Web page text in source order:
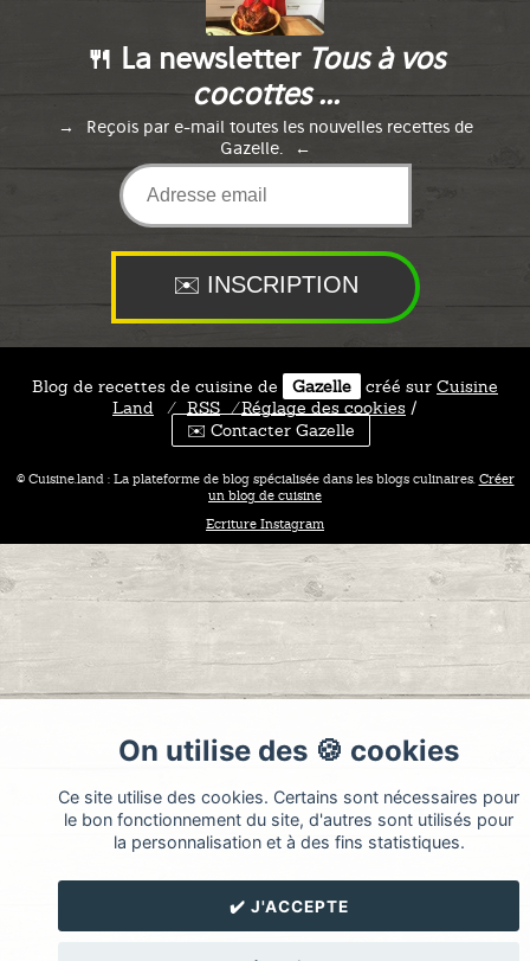
On utilise des 🍪 cookies
Ce site utilise des cookies. Certains sont nécessaires pour
le bon fonctionnement du site, d'autres sont utilisés pour
la personnalisation et à des fins statistiques.
✔️ J'ACCEPTE
🍴 La newsletter Tous à vos
cocottes ...
Reçois par e-mail toutes les nouvelles recettes de
Gazelle.
Blog de recettes de cuisine de Gazelle créé sur Cuisine
Land
⁄ RSS ⁄Réglage des cookies /
✉️ Contacter Gazelle
© Cuisine.land : La plateforme de blog spécialisée dans les blogs culinaires. Créer
un blog de cuisine
Ecriture Instagram